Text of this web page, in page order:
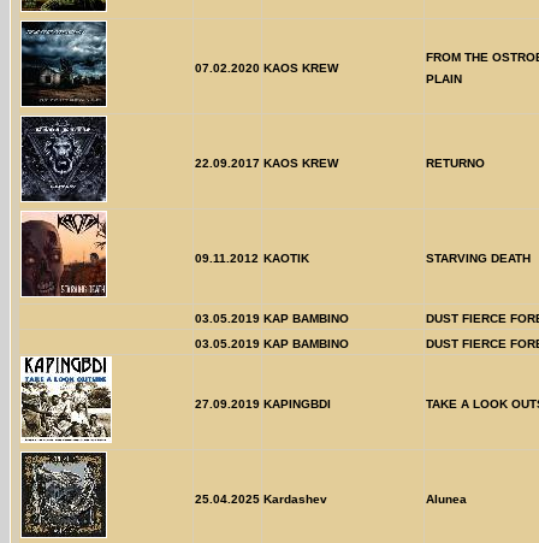
07.02.2020 KAOS KREW
FROM THE
PLAIN
22.09.2017 KAOS KREW RETURNO
09.11.2012 KAOTIK STARVING DEATH
03.05.2019 KAP BAMBINO
DUST FIERCE
03.05.2019 KAP BAMBINO DUST FIERCE
27.09.2019 KAPINGBDI TAKE A LOOK
25.04.2025 Kardashev Alunea